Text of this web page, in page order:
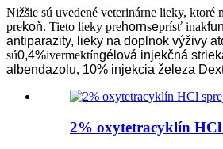
Nižšie sú uvedené veterinárne lieky, ktoré
prekoň. Tieto lieky prehornseprísť inak
antiparazity, lieky na doplnok výživy
sú0,4%ivermektíngélová injekčná
albendazolu, 10% injekcia železa
2% oxytetracyklín HCl